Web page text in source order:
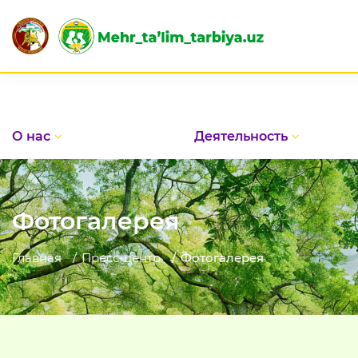
О нас Деятельность
Фотогалерея
Главная Пресс-центр Фотогалерея